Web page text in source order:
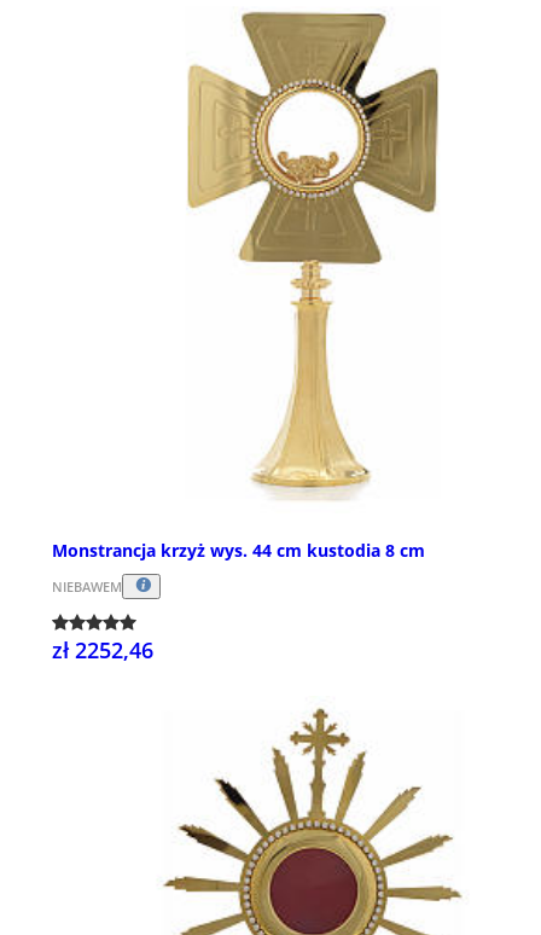
Monstrancja krzyż wys. 44 cm kustodia 8 cm
NIEBAWEM
zł 2252,46